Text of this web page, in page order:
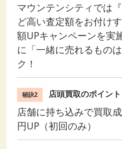
マウンテンシティでは
ど高い査定額をお付け
額UPキャンペーンを実
に「一緒に売れるもの
ク！
秘訣2 店頭買取のポイント
店舗に持ち込みで買取
円UP（初回のみ）